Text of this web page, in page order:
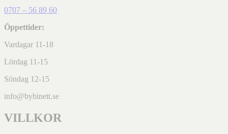
0707 – 56 89 60
Öppettider:
Vardagar 11-18
Lördag 11-15
Söndag 12-15
info@bybinett.se
VILLKOR